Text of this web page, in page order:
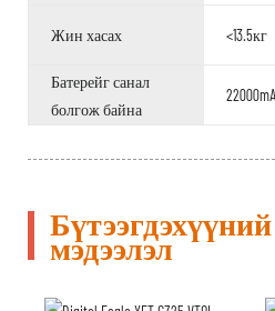
Жин хасах <13.5кг
Батерейг санал
болгож байна
мэдээлэл